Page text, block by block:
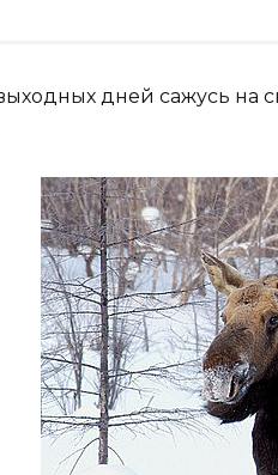
дней сажусь на